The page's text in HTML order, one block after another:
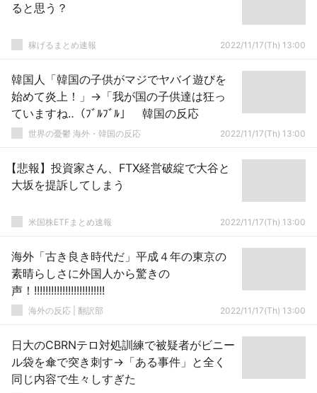
ると思う？
稼げるまとめ速報 2022/11/17(Th) 13:00
韓国人「韓国の子供がマジでヤバイ遊びを
始めて炎上！」→「我が国の子供達は狂っ
ていますね‥（ﾌﾞﾙﾌﾞﾙ」 韓国の反応
世界の憂鬱 海外・韓国の反応 2022/11/17(Th) 13:00
【悲報】投資家さん、FTX経営破綻で大谷と
大坂を提訴してしまう
米国株ETFまとめ速報 2022/11/17(Th) 13:00
海外「古き良き時代だ」平成４年の東京の
素晴らしさに外国人から驚きの
声！!!!!!!!!!!!!!!!!!!!!!!!!!
海外の反応 | 翻訳部 2022/11/17(Th) 13:00
日大のCBRNテロ対処訓練で被疑者がビニー
ル袋を傘で突き刺す→「ある事件」と全く
同じ内容で生々しすぎた